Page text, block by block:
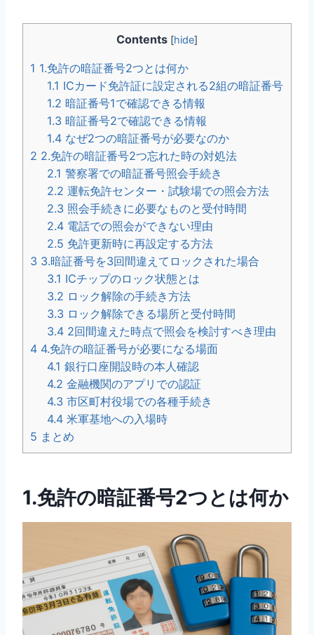
Contents [hide]
1 1.免許の暗証番号2つとは何か
1.1 ICカード免許証に設定される2組の暗証番号
1.2 暗証番号1で確認できる情報
1.3 暗証番号2で確認できる情報
1.4 なぜ2つの暗証番号が必要なのか
2 2.免許の暗証番号2つ忘れた時の対処法
2.1 警察署での暗証番号照会手続き
2.2 運転免許センター・試験場での照会方法
2.3 照会手続きに必要なものと受付時間
2.4 電話での照会ができない理由
2.5 免許更新時に再設定する方法
3 3.暗証番号を3回間違えてロックされた場合
3.1 ICチップのロック状態とは
3.2 ロック解除の手続き方法
3.3 ロック解除できる場所と受付時間
3.4 2回間違えた時点で照会を検討すべき理由
4 4.免許の暗証番号が必要になる場面
4.1 銀行口座開設時の本人確認
4.2 金融機関のアプリでの認証
4.3 市区町村役場での各種手続き
4.4 米軍基地への入場時
5 まとめ
1.免許の暗証番号2つとは何か